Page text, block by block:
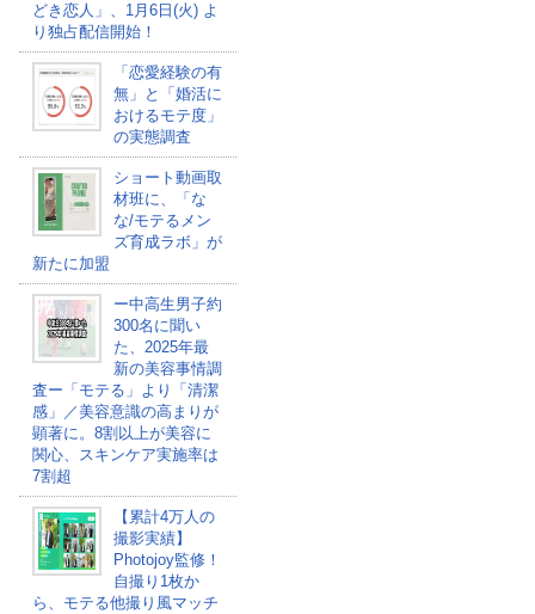
どき恋人」、1月6日(火) よ
り独占配信開始！
「恋愛経験の有
無」と「婚活に
おけるモテ度」
の実態調査
ショート動画取
材班に、「な
な/モテるメン
ズ育成ラボ」が
新たに加盟
ー中高生男子約
300名に聞い
た、2025年最
新の美容事情調
査ー「モテる」より「清潔
感」／美容意識の高まりが
顕著に。8割以上が美容に
関心、スキンケア実施率は
7割超
【累計4万人の
撮影実績】
Photojoy監修！
自撮り1枚か
ら、モテる他撮り風マッチ